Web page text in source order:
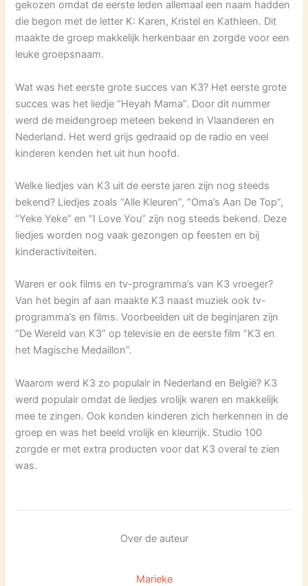
gekozen omdat de eerste leden allemaal een naam hadden
die begon met de letter K: Karen, Kristel en Kathleen. Dit
maakte de groep makkelijk herkenbaar en zorgde voor een
leuke groepsnaam.
Wat was het eerste grote succes van K3? Het eerste grote
succes was het liedje “Heyah Mama”. Door dit nummer
werd de meidengroep meteen bekend in Vlaanderen en
Nederland. Het werd grijs gedraaid op de radio en veel
kinderen kenden het uit hun hoofd.
Welke liedjes van K3 uit de eerste jaren zijn nog steeds
bekend? Liedjes zoals “Alle Kleuren”, “Oma’s Aan De Top”,
“Yeke Yeke” en “I Love You” zijn nog steeds bekend. Deze
liedjes worden nog vaak gezongen op feesten en bij
kinderactiviteiten.
Waren er ook films en tv-programma’s van K3 vroeger?
Van het begin af aan maakte K3 naast muziek ook tv-
programma’s en films. Voorbeelden uit de beginjaren zijn
“De Wereld van K3” op televisie en de eerste film “K3 en
het Magische Medaillon”.
Waarom werd K3 zo populair in Nederland en België? K3
werd populair omdat de liedjes vrolijk waren en makkelijk
mee te zingen. Ook konden kinderen zich herkennen in de
groep en was het beeld vrolijk en kleurrijk. Studio 100
zorgde er met extra producten voor dat K3 overal te zien
was.
Over de auteur
Marieke